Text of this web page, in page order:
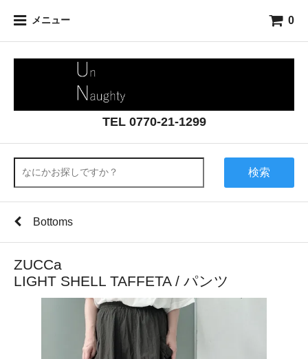
メニュー 0
TEL 0770-21-1299
検索
Bottoms
ZUCCa
LIGHT SHELL TAFFETA / パンツ